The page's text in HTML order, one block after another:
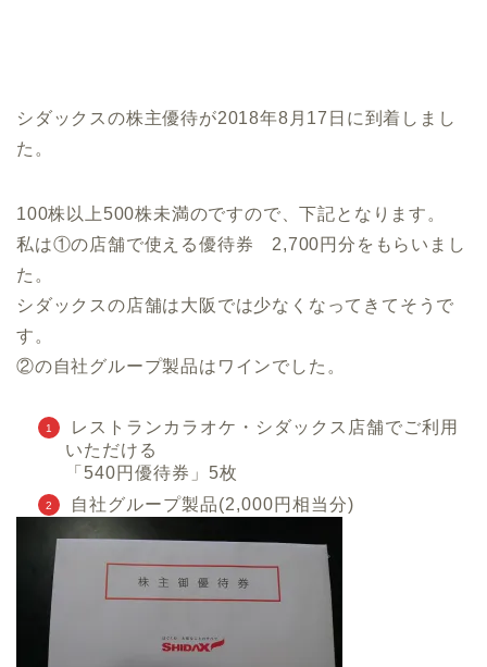
シダックスの株主優待が2018年8月17日に到着しまし
た。
100株以上500株未満のですので、下記となります。
私は①の店舗で使える優待券 2,700円分をもらいまし
た。
シダックスの店舗は大阪では少なくなってきてそうで
す。
②の自社グループ製品はワインでした。
レストランカラオケ・シダックス店舗でご利用
いただける
「540円優待券」5枚
自社グループ製品(2,000円相当分)